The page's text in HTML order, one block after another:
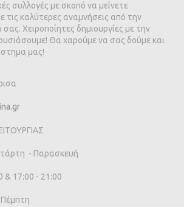
συλλογές με σκοπό να μείνετε
τις καλύτερες αναμνήσεις από την
Χειροποίητες δημιουργίες με την
Θα χαρούμε να σας δούμε και
μας!
- Παρασκευή
- 21:00